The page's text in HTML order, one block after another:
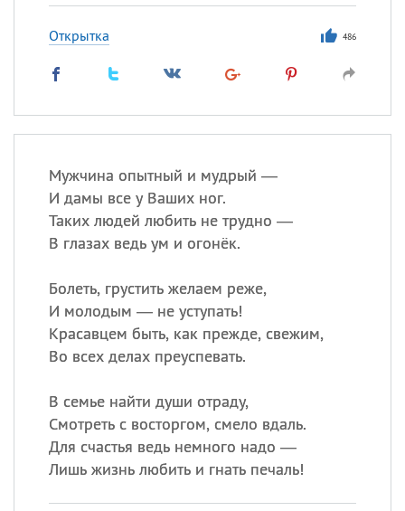
Открытка 486
Мужчина опытный и мудрый —
И дамы все у Ваших ног.
Таких людей любить не трудно —
В глазах ведь ум и огонёк.
Болеть, грустить желаем реже,
И молодым — не уступать!
Красавцем быть, как прежде, свежим,
Во всех делах преуспевать.
В семье найти души отраду,
Смотреть с восторгом, смело вдаль.
Для счастья ведь немного надо —
Лишь жизнь любить и гнать печаль!